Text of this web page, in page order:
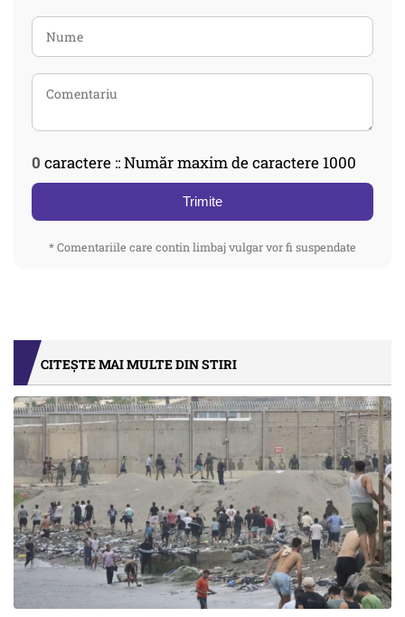
0 caractere :: Număr maxim de caractere 1000
Trimite
* Comentariile care contin limbaj vulgar vor fi suspendate
CITEȘTE MAI MULTE DIN STIRI